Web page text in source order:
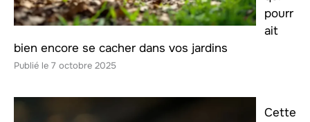
pourr
ait
bien encore se cacher dans vos jardins
7 octobre 2025
Cette